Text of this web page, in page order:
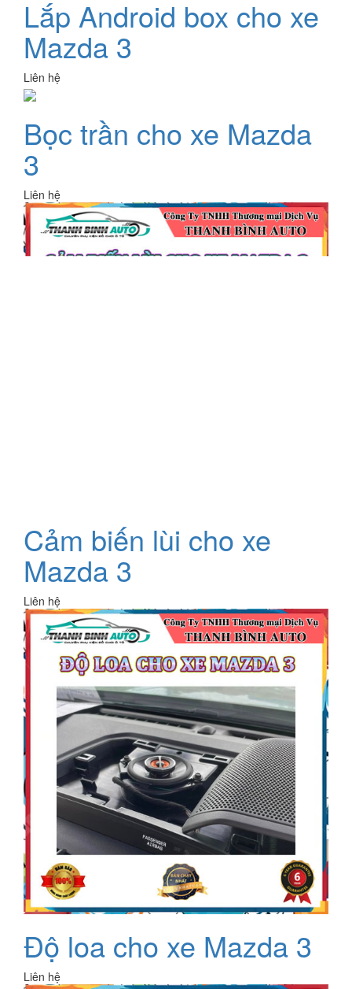
Lắp Android box cho xe
Mazda 3
Liên hệ
Bọc trần cho xe Mazda
3
Liên hệ
Cảm biến lùi cho xe
Mazda 3
Liên hệ
Độ loa cho xe Mazda 3
Liên hệ